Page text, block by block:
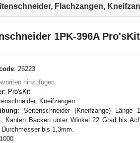
Flachzangen,
1PK-396A Pro'sKit
: 26223
hinzufügen
: Pro'sKit
Kneifzangen
: Seitenschneider (Kneifzange) Länge
Kanten Backen unter Winkel 22 Grad bis
bis 1,3mm.